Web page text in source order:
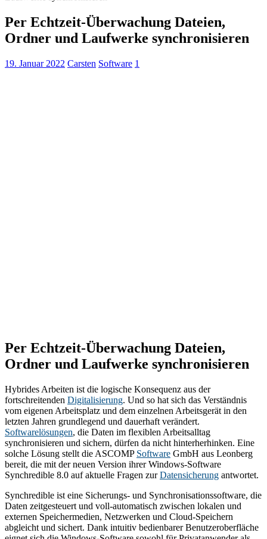
Per Echtzeit-Überwachung Dateien,
Ordner und Laufwerke synchronisieren
19. Januar 2022 Carsten Software 1
Per Echtzeit-Überwachung Dateien,
Ordner und Laufwerke synchronisieren
Hybrides Arbeiten ist die logische Konsequenz aus der
fortschreitenden Digitalisierung. Und so hat sich das Verständnis
vom eigenen Arbeitsplatz und dem einzelnen Arbeitsgerät in den
letzten Jahren grundlegend und dauerhaft verändert.
Softwarelösungen, die Daten im flexiblen Arbeitsalltag
synchronisieren und sichern, dürfen da nicht hinterherhinken. Eine
solche Lösung stellt die ASCOMP Software GmbH aus Leonberg
bereit, die mit der neuen Version ihrer Windows-Software
Synchredible 8.0 auf aktuelle Fragen zurDatensicherung antwortet.
Synchredible ist eine Sicherungs- und Synchronisationssoftware, die
Daten zeitgesteuert und voll-automatisch zwischen lokalen und
externen Speichermedien, Netzwerken und Cloud-Speichern
abgleicht und sichert. Dank intuitiv bedienbarer Benutzeroberfläche